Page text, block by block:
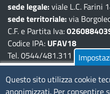
sede legale:viale L.C. Farini
sede territoriale:via
C.F. e Partita Iva:
Codice IPA: UFAV18
Tel. 0544/481.311 - 0532/
Pec:
Questo sito utilizza cookie
anonimizzati. Per consentire